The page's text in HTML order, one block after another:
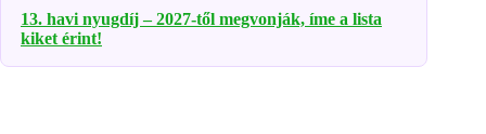
13. havi nyugdíj – 2027-től megvonják, íme a lista
kiket érint!